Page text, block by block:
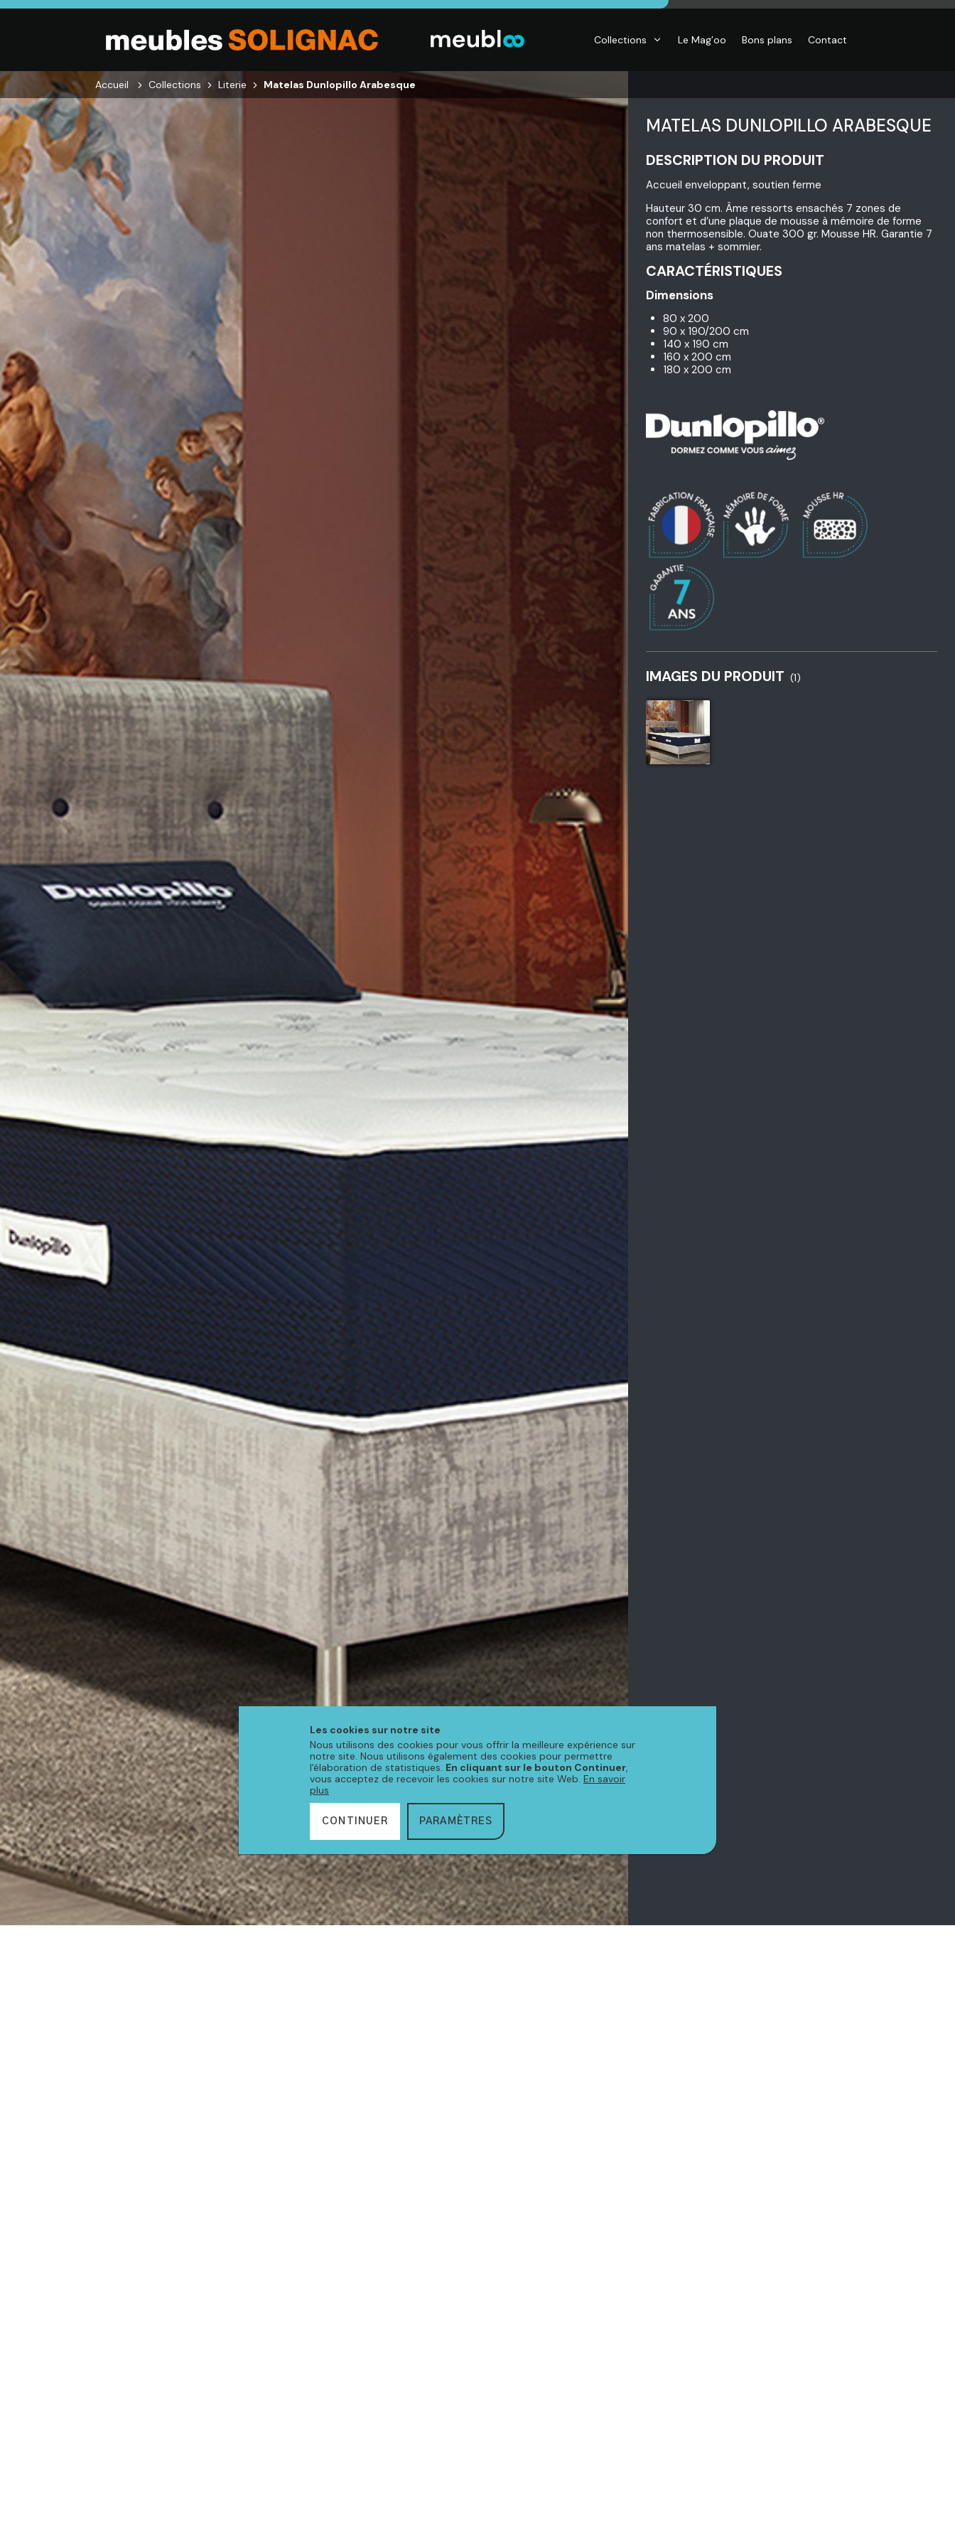
Les cookies sur notre site
Nous utilisons des cookies pour vous offrir la meilleure expérience sur
notre site. Nous utilisons également des cookies pour permettre
l'élaboration de statistiques. En cliquant sur le bouton Continuer,
vous acceptez de recevoir les cookies sur notre site Web. En savoir
plus
CONTINUER PARAMÈTRES
Collections
SALON
Canapés droits,
Salons d’angles
& composables,
Fauteuils et
canapés de
relaxation,
Tables basses
Tables, Chaises,
Meubles TV,
Meubles de
complément
Sommiers,
Linge de maison
DÉCO
Accessoires de
Luminaires,
Le Mag’oo Bons plans Contact
Accueil Collections Literie Matelas Dunlopillo Arabesque
MATELAS DUNLOPILLO ARABESQUE
DESCRIPTION DU PRODUIT
Accueil enveloppant, soutien ferme
Hauteur 30 cm. Âme ressorts ensachés 7 zones de
confort et d’une plaque de mousse à mémoire de forme
non thermosensible. Ouate 300 gr. Mousse HR. Garantie 7
ans matelas + sommier.
CARACTÉRISTIQUES
Dimensions
80 x 200
90 x 190/200 cm
140 x 190 cm
160 x 200 cm
180 x 200 cm
IMAGES DU PRODUIT (1)